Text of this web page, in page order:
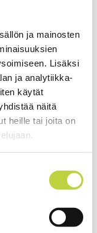
ja mainosten
Lisäksi
ja analytiikka-
käytät
näitä
heille tai joita on